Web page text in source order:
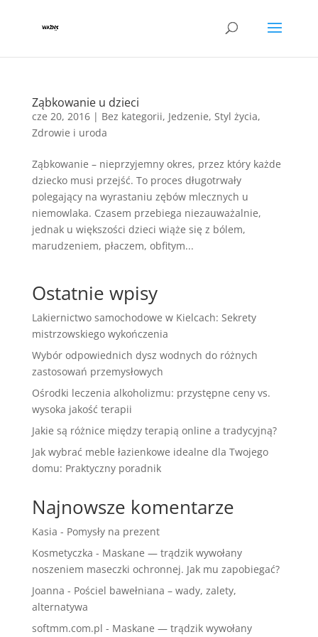
Ząbkowanie u dzieci
cze 20, 2016| Bez kategorii, Jedzenie, Styl życia,
Zdrowie i uroda
Ząbkowanie – nieprzyjemny okres, przez który każde
dziecko musi przejść. To proces długotrwały
polegający na wyrastaniu zębów mlecznych u
niemowlaka. Czasem przebiega niezauważalnie,
jednak u większości dzieci wiąże się z bólem,
marudzeniem, płaczem, obfitym...
Ostatnie wpisy
Lakiernictwo samochodowe w Kielcach: Sekrety
mistrzowskiego wykończenia
Wybór odpowiednich dysz wodnych do różnych
zastosowań przemysłowych
Ośrodki leczenia alkoholizmu: przystępne ceny vs.
wysoka jakość terapii
Jakie są różnice między terapią online a tradycyjną?
Jak wybrać meble łazienkowe idealne dla Twojego
domu: Praktyczny poradnik
Najnowsze komentarze
Kasia - Pomysły na prezent
Kosmetyczka - Maskane — trądzik wywołany
noszeniem maseczki ochronnej. Jak mu zapobiegać?
Joanna - Pościel bawełniana – wady, zalety,
alternatywa
softmm.com.pl - Maskane — trądzik wywołany